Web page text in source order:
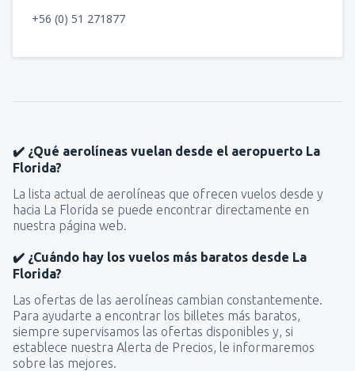
+56 (0) 51 271877
✔️ ¿Qué aerolíneas vuelan desde el aeropuerto La
Florida?
La lista actual de aerolíneas que ofrecen vuelos desde y
hacia La Florida se puede encontrar directamente en
nuestra página web.
✔️ ¿Cuándo hay los vuelos más baratos desde La
Florida?
Las ofertas de las aerolíneas cambian constantemente.
Para ayudarte a encontrar los billetes más baratos,
siempre supervisamos las ofertas disponibles y, si
establece nuestra Alerta de Precios, le informaremos
sobre las mejores.